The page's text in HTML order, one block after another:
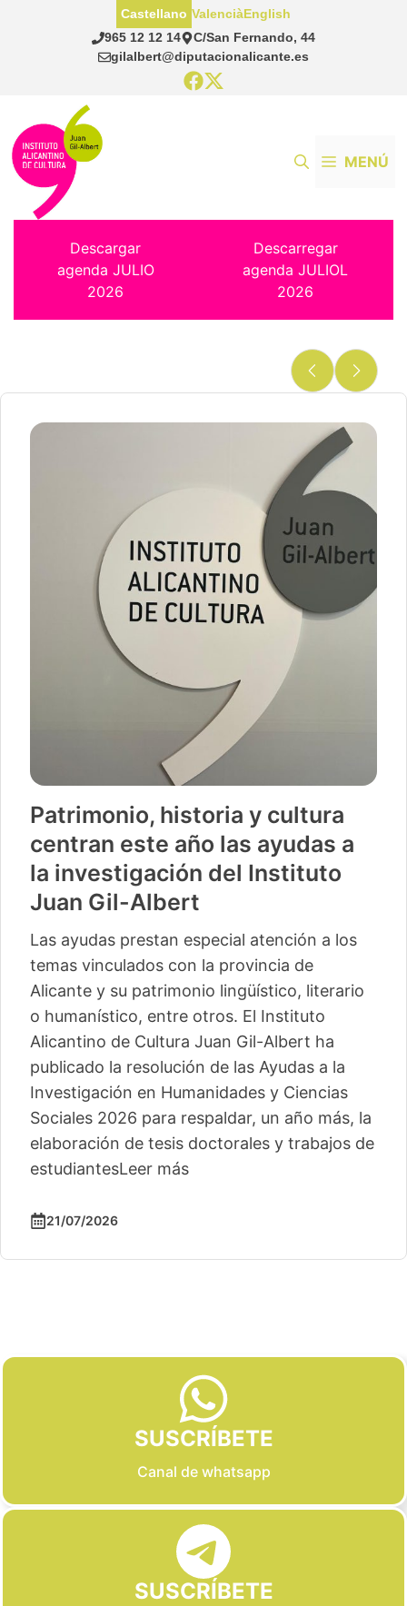
965 12 12 14
C/San Fernando, 44
gilalbert@diputacionalicante.es
Castellano ValenciàEnglish
MENÚ
Descargar
agenda JULIO
2026
Descarregar
agenda JULIOL
2026
Patrimonio, historia y cultura
centran este año las ayudas a
la investigación del Instituto
Juan Gil-Albert
Las ayudas prestan especial atención a los
temas vinculados con la provincia de
Alicante y su patrimonio lingüístico, literario
o humanístico, entre otros. El Instituto
Alicantino de Cultura Juan Gil-Albert ha
publicado la resolución de las Ayudas a la
Investigación en Humanidades y Ciencias
Sociales 2026 para respaldar, un año más, la
elaboración de tesis doctorales y trabajos de
estudiantesLeer más
21/07/2026
SUSCRÍBETE
Canal de whatsapp
SUSCRÍBETE